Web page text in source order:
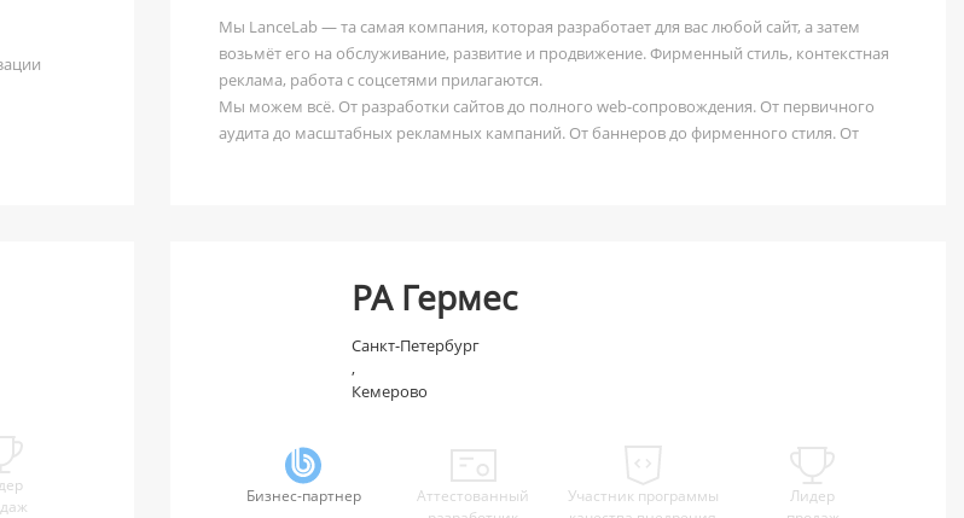
Мы LanceLab — та самая компания, которая разработает для вас любой сайт, а затем
возьмёт его на обслуживание, развитие и продвижение. Фирменный стиль, контекстная
реклама, работа с соцсетями прилагаются.
Мы можем всё. От разработки сайтов до полного web-сопровождения. От первичного
аудита до масштабных рекламных кампаний. От баннеров до фирменного стиля. От
РА Гермес
Санкт-Петербург
,
Кемерово
Бизнес-партнер
Аттестованный
Участник программы
Лидер